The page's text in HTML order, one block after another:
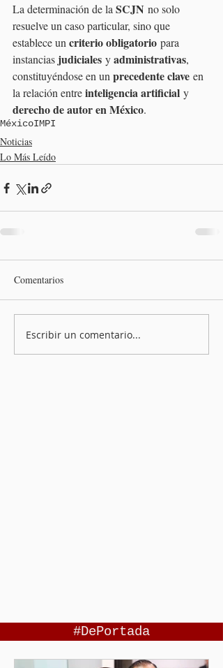
La determinación de la SCJN no solo
resuelve un caso particular, sino que
establece un criterio obligatorio para
instancias judiciales y administrativas,
constituyéndose en un precedente clave en
la relación entre inteligencia artificial y
derecho de autor en México.
MéxicoIMPI
Noticias
Lo Más Leído
Comentarios
Escribir un comentario...
#DePortada